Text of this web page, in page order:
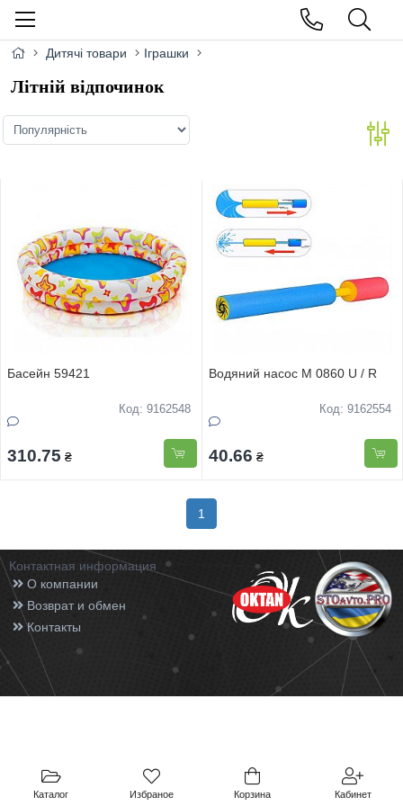
Каталог Избраное Корзина Кабинет
Дитячі товари Іграшки
Літній відпочинок
Басейн 59421
Код: 9162548
310.75 ₴
Водяний насос M 0860 U / R
Код: 9162554
40.66 ₴
1
Контактная информация
О компании
Возврат и обмен
Контакты